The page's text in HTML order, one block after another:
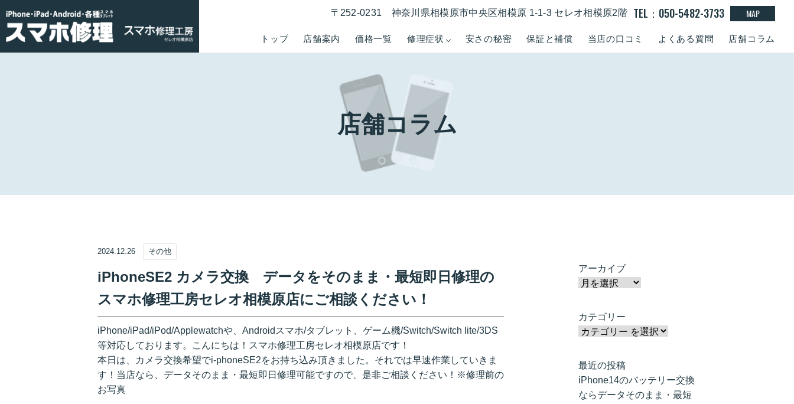
トップ 店舗案内 価格一覧 修理症状 安さの秘密 保証と補償 当店の口コミ よくある質問 店舗コラム
〒252-0231 神奈川県相模原市中央区相模原 1-1-3 セレオ相模原2階 TEL：050-5482-3733 MAP
店舗コラム
2024.12.26 その他
iPhoneSE2 カメラ交換 データをそのまま・最短即日修理の
スマホ修理工房セレオ相模原店にご相談ください！
iPhone/iPad/iPod/Applewatchや、Androidスマホ/タブレット、ゲーム機/Switch/Switch lite/3DS
等対応しております。こんにちは！スマホ修理工房セレオ相模原店です！
本日は、カメラ交換希望でi-phoneSE2をお持ち込み頂きました。それでは早速作業していきま
す！当店なら、データそのまま・最短即日修理可能ですので、是非ご相談ください！※修理前の
お写真
アーカイブ
カテゴリー
最近の投稿
iPhone14のバッテリー交換
ならデータそのまま・最短